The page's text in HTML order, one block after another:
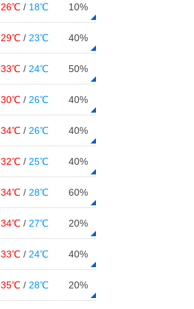
26℃ / 18℃ 10%
29℃ / 23℃ 40%
33℃ / 24℃ 50%
30℃ / 26℃ 40%
34℃ / 26℃ 40%
32℃ / 25℃ 40%
34℃ / 28℃ 60%
34℃ / 27℃ 20%
33℃ / 24℃ 40%
35℃ / 28℃ 20%